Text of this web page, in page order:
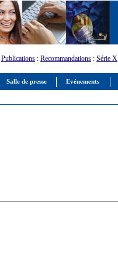
Salle de presse Evénements
Publications : Recommandations : Série X